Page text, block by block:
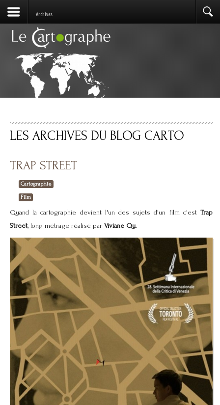
Archives
LES ARCHIVES DU BLOG CARTO
TRAP STREET
Cartographie
Film
Quand la cartographie devient l'un des sujets d'un film c'est Trap
Street, long métrage réalisé par Viviane Qu.